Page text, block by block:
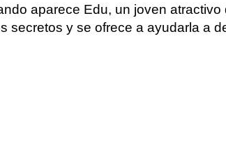
aparece Edu, un joven atractivo
secretos y se ofrece a ayudarla a